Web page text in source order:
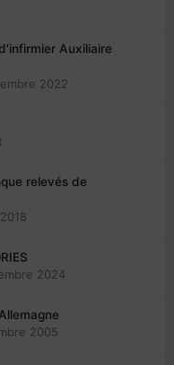
Auxiliaire
2022
relevés de
2024
2005